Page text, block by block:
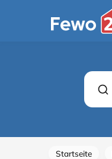
Startseite